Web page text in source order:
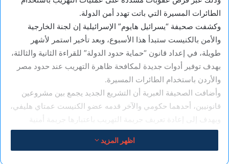
الطائرات المسيرة التي باتت تهدد أمن الدولة.
وكشفت صحيفة “يسرائيل هايوم” الإسرائيلية إن لجنة الخارجية
والأمن بالكنيست ستبدأ هذا الأسبوع، وبعد تأخير استمر لأشهر
طويلة، في إعداد قانون “حماية حدود الدولة” للقراءة الثانية والثالثة،
بهدف توفير أدوات جديدة لمكافحة ظاهرة التهريب عند حدود مصر
والأردن باستخدام الطائرات المسيرة.
وأضافت الصحيفة العبرية أن التشريع الجديد يجمع بين مشروعين
قانونيين، أحدهما حكومي والآخر قدمه عضو الكنيست عمتاي هليفي،
ويهدف إلى إعادة تعريف جريمة التهريب باعتبارها جريمة أمنية
وليست جنائية كما هو الحال حاليا، وبناء على ذلك تشديد العقوبة،
حيث كان المهرب الذي يتم القبض عليه يواجه تهما جنائية بعقوبة
اظهر المزيد